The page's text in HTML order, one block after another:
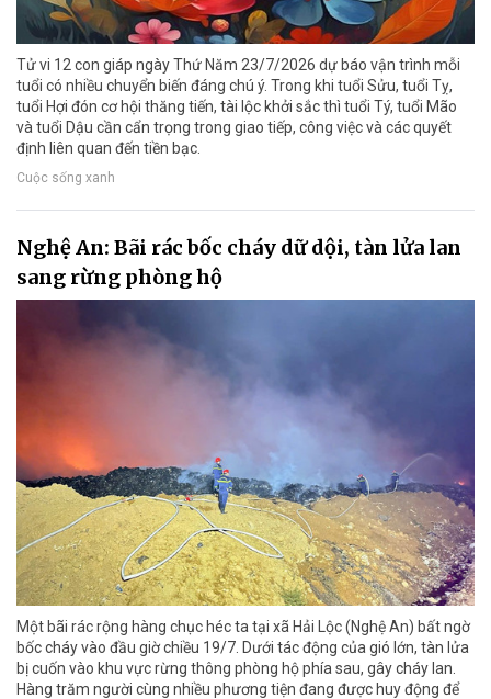
Tử vi 12 con giáp ngày Thứ Năm 23/7/2026 dự báo vận trình mỗi
tuổi có nhiều chuyển biến đáng chú ý. Trong khi tuổi Sửu, tuổi Tỵ,
tuổi Hợi đón cơ hội thăng tiến, tài lộc khởi sắc thì tuổi Tý, tuổi Mão
và tuổi Dậu cần cẩn trọng trong giao tiếp, công việc và các quyết
định liên quan đến tiền bạc.
Cuộc sống xanh
Nghệ An: Bãi rác bốc cháy dữ dội, tàn lửa lan
sang rừng phòng hộ
Một bãi rác rộng hàng chục héc ta tại xã Hải Lộc (Nghệ An) bất ngờ
bốc cháy vào đầu giờ chiều 19/7. Dưới tác động của gió lớn, tàn lửa
bị cuốn vào khu vực rừng thông phòng hộ phía sau, gây cháy lan.
Hàng trăm người cùng nhiều phương tiện đang được huy động để